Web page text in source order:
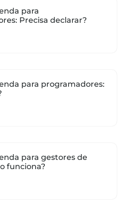
para
Precisa declarar?
para programadores:
para gestores de
funciona?